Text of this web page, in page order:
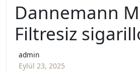
Dannemann
Filtresiz
admin
Eylül 23, 2025